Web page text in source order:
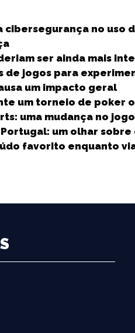
cibersegurança no uso
ser ainda mais
de jogos para
um impacto geral
um torneio de poker
uma mudança no
um olhar
favorito enquanto